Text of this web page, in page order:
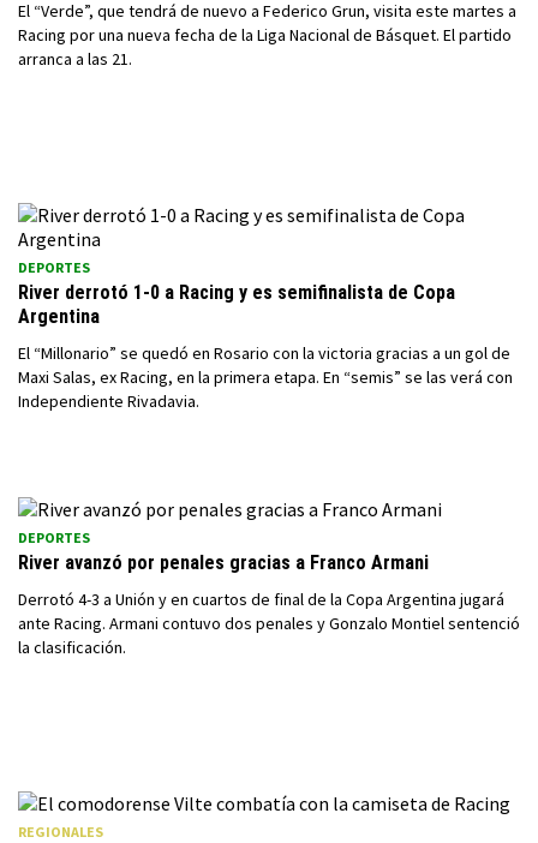
El “Verde”, que tendrá de nuevo a Federico Grun, visita este martes a
Racing por una nueva fecha de la Liga Nacional de Básquet. El partido
arranca a las 21.
DEPORTES
River derrotó 1-0 a Racing y es semifinalista de Copa
Argentina
El “Millonario” se quedó en Rosario con la victoria gracias a un gol de
Maxi Salas, ex Racing, en la primera etapa. En “semis” se las verá con
Independiente Rivadavia.
DEPORTES
River avanzó por penales gracias a Franco Armani
Derrotó 4-3 a Unión y en cuartos de final de la Copa Argentina jugará
ante Racing. Armani contuvo dos penales y Gonzalo Montiel sentenció
la clasificación.
REGIONALES